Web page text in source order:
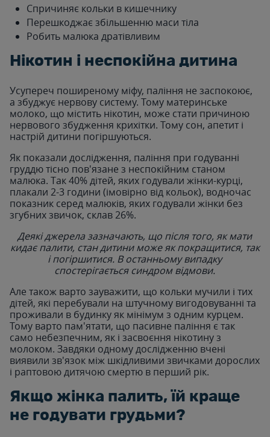
Спричиняє кольки в кишечнику
Перешкоджає збільшенню маси тіла
Робить малюка дратівливим
Нікотин і неспокійна дитина
Усупереч поширеному міфу, паління не заспокоює,
а збуджує нервову систему. Тому материнське
молоко, що містить нікотин, може стати причиною
нервового збудження крихітки. Тому сон, апетит і
настрій дитини погіршуються.
Як показали дослідження, паління при годуванні
груддю тісно пов'язане з неспокійним станом
малюка. Так 40% дітей, яких годували жінки-курці,
плакали 2-3 години (імовірно від кольок), водночас
показник серед малюків, яких годували жінки без
згубних звичок, склав 26%.
Деякі джерела зазначають, що після того, як мати
кидає палити, стан дитини може як покращитися, так
і погіршитися. В останньому випадку
спостерігається синдром відмови.
Але також варто зауважити, що кольки мучили і тих
дітей, які перебували на штучному вигодовуванні та
проживали в будинку як мінімум з одним курцем.
Тому варто пам'ятати, що пасивне паління є так
само небезпечним, як і засвоєння нікотину з
молоком. Завдяки одному дослідженню вчені
виявили зв'язок між шкідливими звичками дорослих
і раптовою дитячою смертю в перший рік.
Якщо жінка палить, їй краще
не годувати грудьми?